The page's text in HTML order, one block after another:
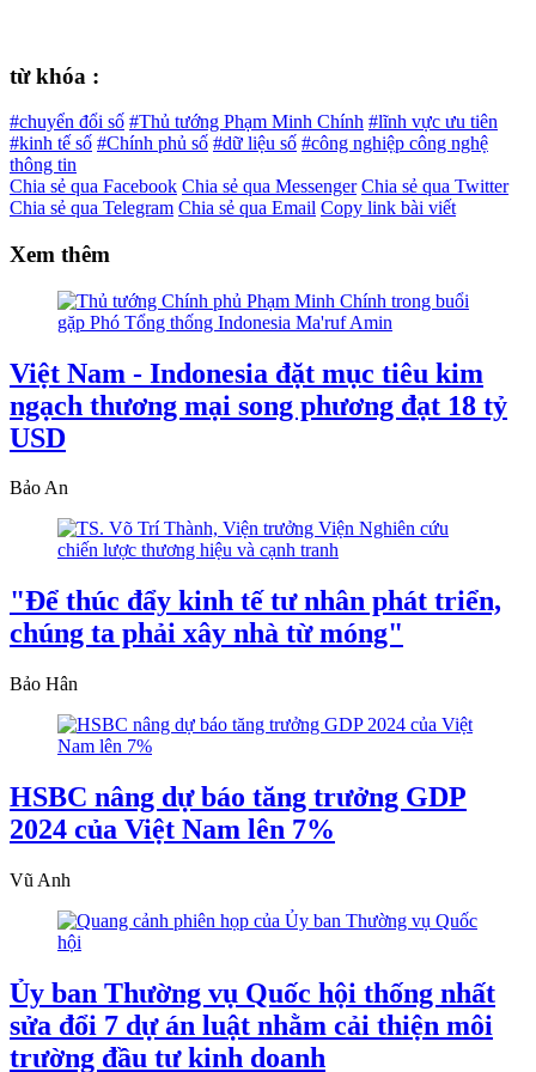
từ khóa :
#chuyển đổi số #Thủ tướng Phạm Minh Chính #lĩnh vực ưu tiên
#kinh tế số #Chính phủ số #dữ liệu số #công nghiệp công nghệ
thông tin
Chia sẻ qua Facebook Chia sẻ qua Messenger Chia sẻ qua Twitter
Chia sẻ qua Telegram Chia sẻ qua Email Copy link bài viết
Xem thêm
Việt Nam - Indonesia đặt mục tiêu kim
ngạch thương mại song phương đạt 18 tỷ
USD
Bảo An
"Để thúc đẩy kinh tế tư nhân phát triển,
chúng ta phải xây nhà từ móng"
Bảo Hân
HSBC nâng dự báo tăng trưởng GDP
2024 của Việt Nam lên 7%
Vũ Anh
Ủy ban Thường vụ Quốc hội thống nhất
sửa đổi 7 dự án luật nhằm cải thiện môi
trường đầu tư kinh doanh